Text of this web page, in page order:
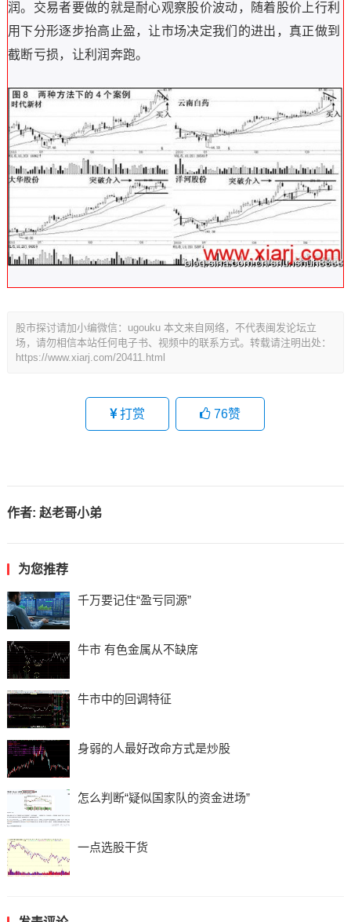
润。交易者要做的就是耐心观察股价波动，随着股价上行利
用下分形逐步抬高止盈，让市场决定我们的进出，真正做到
截断亏损，让利润奔跑。
股市探讨请加小编微信：ugouku 本文来自网络，不代表闽发论坛立
场，请勿相信本站任何电子书、视频中的联系方式。转载请注明出处：
https://www.xiarj.com/20411.html
打赏 76赞
作者: 赵老哥小弟
为您推荐
千万要记住“盈亏同源”
牛市 有色金属从不缺席
牛市中的回调特征
身弱的人最好改命方式是炒股
怎么判断“疑似国家队的资金进场”
一点选股干货